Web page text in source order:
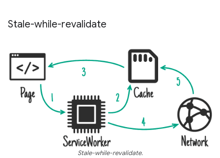
Stale-while-revalidate
Stale-while-revalidate.